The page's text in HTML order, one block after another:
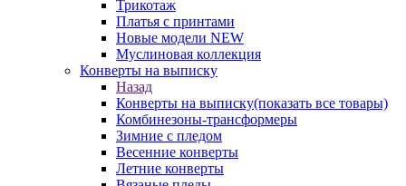
Трикотаж
Платья с принтами
Новые модели NEW
Муслиновая коллекция
Конверты на выписку
Назад
Конверты на выписку(показать все товары)
Комбинезоны-трансформеры
Зимние с пледом
Весенние конверты
Летние конверты